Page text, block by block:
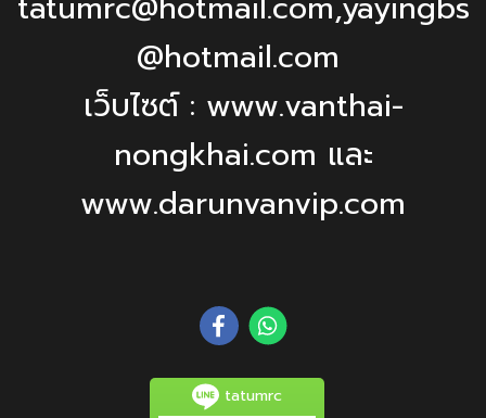
@hotmail.com
เว็บไซต์ : www.vanthai-
nongkhai.com และ
www.darunvanvip.com
tatumrc